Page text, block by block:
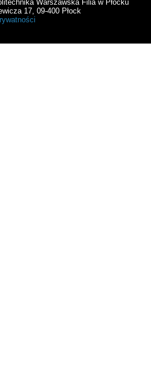
Warszawska Filia w Płocku
17, 09-400 Płock